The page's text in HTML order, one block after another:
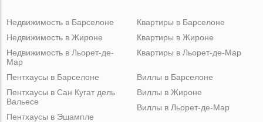
Недвижимость в Барселоне
Недвижимость в Жироне
Недвижимость в Льорет-де-
Мар
Квартиры в Барселоне
Квартиры в Жироне
Квартиры в Льорет-де-Мар
Пентхаусы в Барселоне
Пентхаусы в Сан Кугат дель
Вальесе
Пентхаусы в Эшампле
Виллы в Барселоне
Виллы в Жироне
Виллы в Льорет-де-Мар